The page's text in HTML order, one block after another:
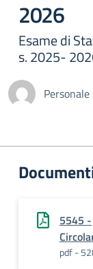
2026
Esame di
s. 2025-
5545 -
pdf -